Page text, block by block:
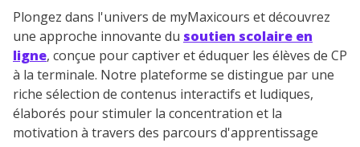
Plongez dans l'univers de myMaxicours et découvrez
une approche innovante du soutien scolaire en
ligne, conçue pour captiver et éduquer les élèves de CP
à la terminale. Notre plateforme se distingue par une
riche sélection de contenus interactifs et ludiques,
élaborés pour stimuler la concentration et la
motivation à travers des parcours d'apprentissage